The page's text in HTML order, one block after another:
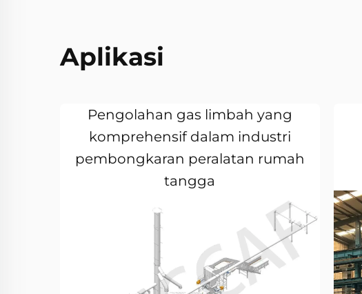
Aplikasi
Pengolahan gas limbah yang
komprehensif dalam industri
pembongkaran peralatan rumah
tangga